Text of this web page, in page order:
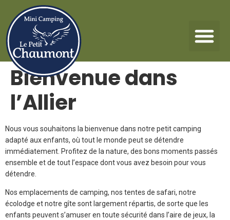
Bienvenue dans
l’Allier
Nous vous souhaitons la bienvenue dans notre petit camping
adapté aux enfants, où tout le monde peut se détendre
immédiatement. Profitez de la nature, des bons moments passés
ensemble et de tout l’espace dont vous avez besoin pour vous
détendre.
Nos emplacements de camping, nos tentes de safari, notre
écolodge et notre gîte sont largement répartis, de sorte que les
enfants peuvent s’amuser en toute sécurité dans l’aire de jeux, la